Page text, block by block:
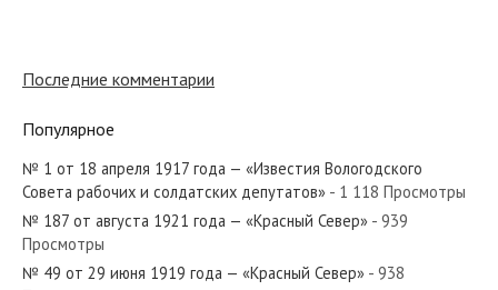
№ 173 от сентября 1955 года — «Красный Север»
Последние комментарии
Популярное
№ 1 от 18 апреля 1917 года — «Известия Вологодского
Совета рабочих и солдатских депутатов» - 1 118 Просмотры
№ 187 от августа 1921 года — «Красный Север» - 939
Просмотры
№ 49 от 29 июня 1919 года — «Красный Север» - 938